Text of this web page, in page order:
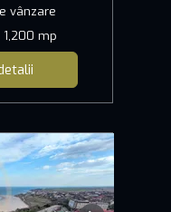
vânzare
1,200 mp